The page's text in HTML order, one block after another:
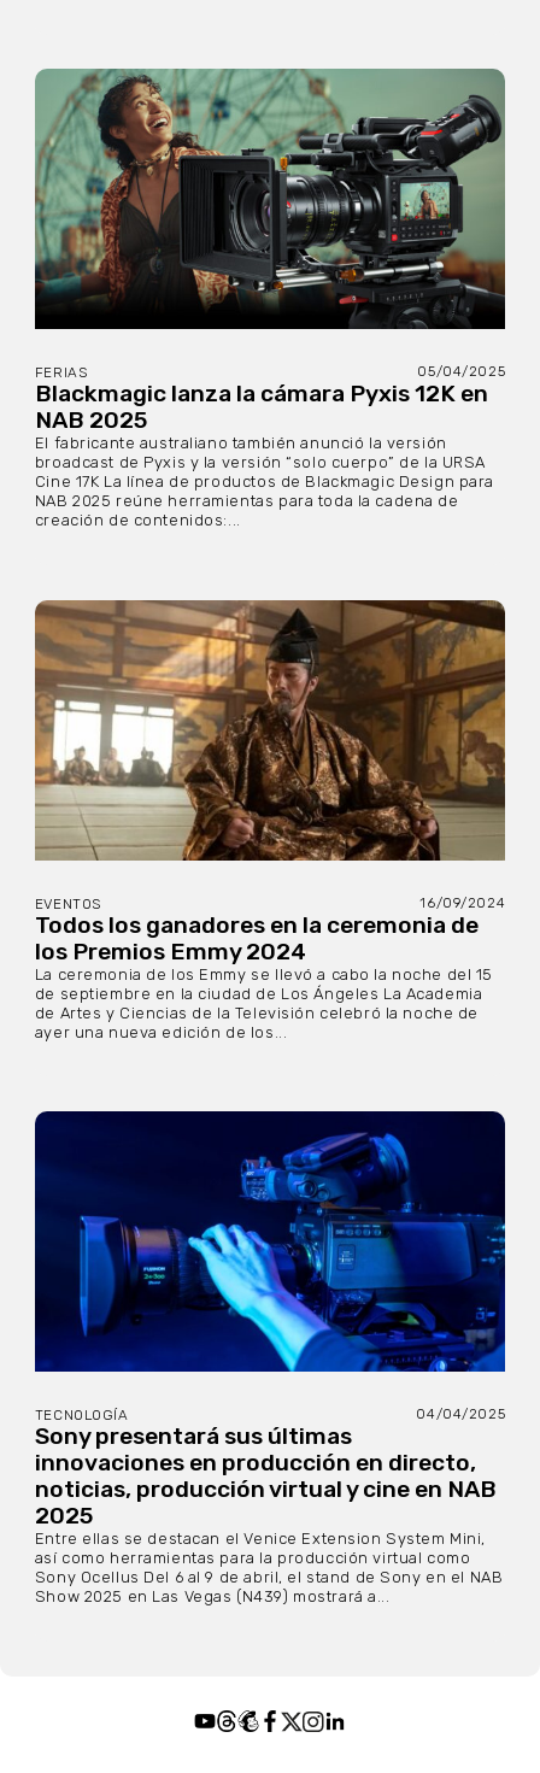
FERIAS 05/04/2025
Blackmagic lanza la cámara Pyxis 12K en
NAB 2025
El fabricante australiano también anunció la versión
broadcast de Pyxis y la versión “solo cuerpo” de la URSA
Cine 17K La línea de productos de Blackmagic Design para
NAB 2025 reúne herramientas para toda la cadena de
creación de contenidos:...
EVENTOS 16/09/2024
Todos los ganadores en la ceremonia de
los Premios Emmy 2024
La ceremonia de los Emmy se llevó a cabo la noche del 15
de septiembre en la ciudad de Los Ángeles La Academia
de Artes y Ciencias de la Televisión celebró la noche de
ayer una nueva edición de los...
TECNOLOGÍA 04/04/2025
Sony presentará sus últimas
innovaciones en producción en directo,
noticias, producción virtual y cine en NAB
2025
Entre ellas se destacan el Venice Extension System Mini,
así como herramientas para la producción virtual como
Sony Ocellus Del 6 al 9 de abril, el stand de Sony en el NAB
Show 2025 en Las Vegas (N439) mostrará a...